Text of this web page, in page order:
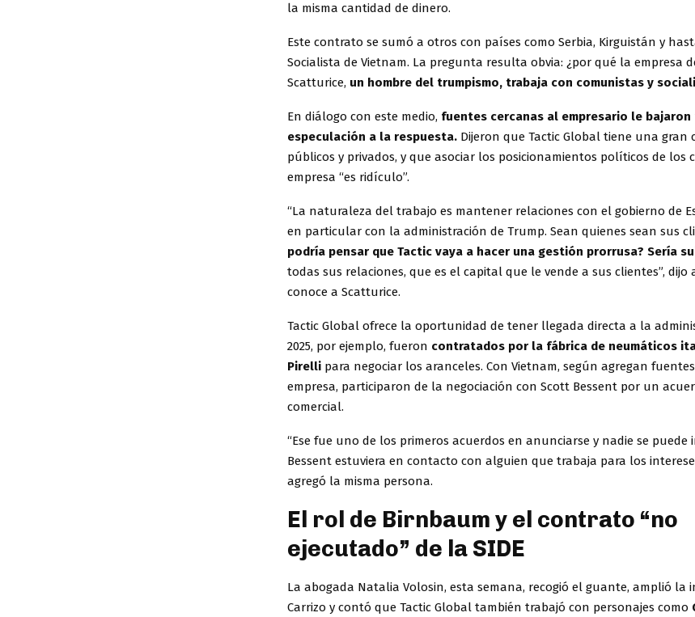
la misma cantidad de dinero.
Este contrato se sumó a otros con países como Serbia, Kirguistán y
Socialista de Vietnam. La pregunta resulta obvia: ¿por qué la empresa
Scatturice, un hombre del trumpismo, trabaja con comunistas y
En diálogo con este medio, fuentes cercanas al empresario le
especulación a la respuesta. Dijeron que Tactic Global tiene una gran
públicos y privados, y que asociar los posicionamientos políticos de los
empresa “es ridículo”.
“La naturaleza del trabajo es mantener relaciones con el gobierno de
en particular con la administración de Trump. Sean quienes sean sus
podría pensar que Tactic vaya a hacer una gestión prorrusa? Sería
todas sus relaciones, que es el capital que le vende a sus clientes”, dijo
conoce a Scatturice.
Tactic Global ofrece la oportunidad de tener llegada directa a la
2025, por ejemplo, fueron contratados por la fábrica de neumáticos
Pirelli para negociar los aranceles. Con Vietnam, según agregan
empresa, participaron de la negociación con Scott Bessent por un
comercial.
“Ese fue uno de los primeros acuerdos en anunciarse y nadie se puede
Bessent estuviera en contacto con alguien que trabaja para los
agregó la misma persona.
El rol de Birnbaum y el contrato “no
ejecutado” de la SIDE
La abogada Natalia Volosin, esta semana, recogió el guante, amplió la
Carrizo y contó que Tactic Global también trabajó con personajes como